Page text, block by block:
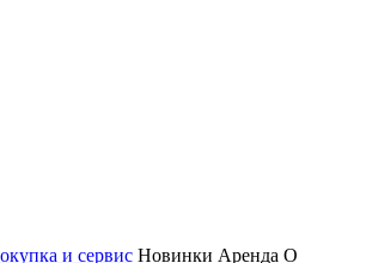
и сервис Новинки Аренда О